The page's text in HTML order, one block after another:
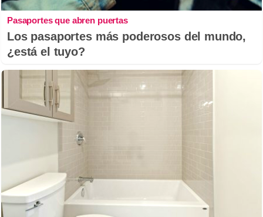
Pasaportes que abren puertas
Los pasaportes más poderosos del mundo,
¿está el tuyo?